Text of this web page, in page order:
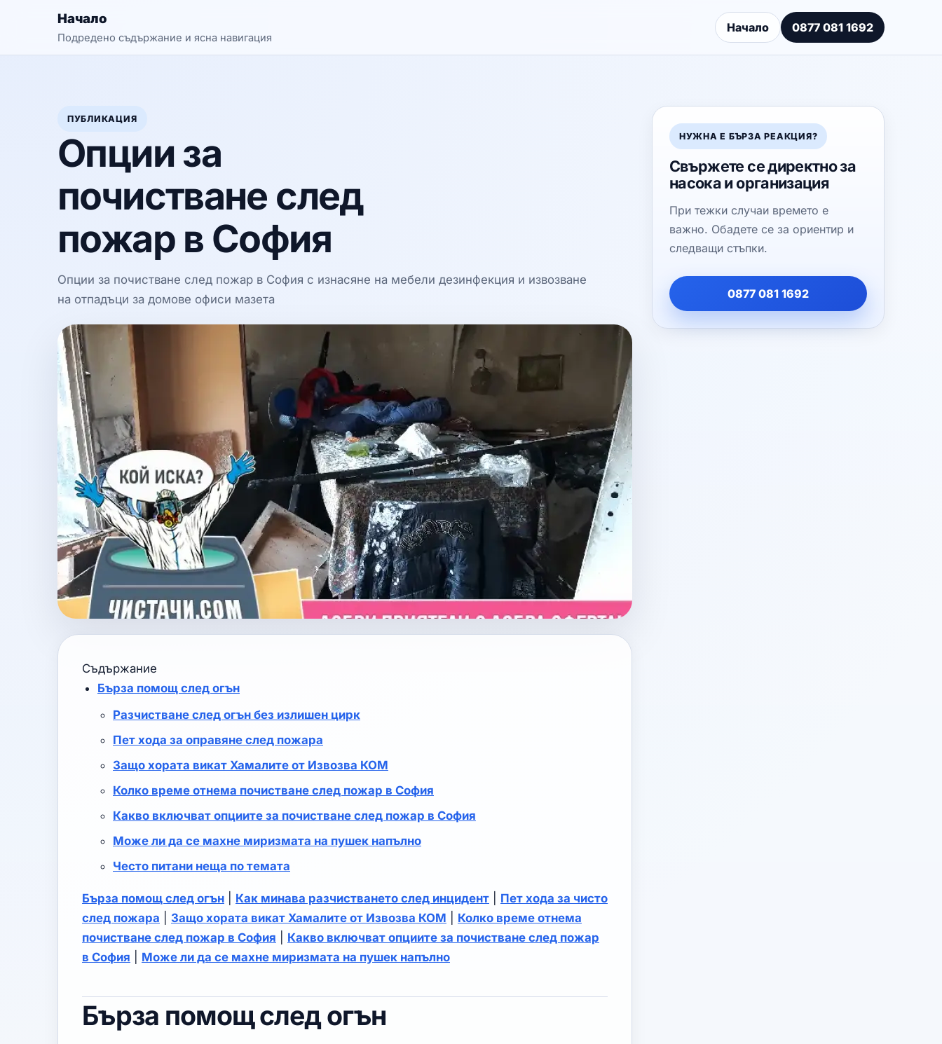
Начало
Подредено съдържание и ясна навигация
Начало 0877 081 1692
ПУБЛИКАЦИЯ
Опции за
почистване след
пожар в София
Опции за почистване след пожар в София с изнасяне на мебели дезинфекция и извозване
на отпадъци за домове офиси мазета
Съдържание
Бърза помощ след огън
Разчистване след огън без излишен цирк
Пет хода за оправяне след пожара
Защо хората викат Хамалите от Извозва КОМ
Колко време отнема почистване след пожар в София
Какво включват опциите за почистване след пожар в София
Може ли да се махне миризмата на пушек напълно
Често питани неща по темата
Бърза помощ след огън Как минава разчистването след инцидент
Пет хода за чисто
след пожара
Защо хората викат Хамалите от Извозва КОМ
Колко време отнема
почистване след пожар в София
Какво включват опциите за почистване след пожар
в София
Може ли да се махне миризмата на пушек напълно
Бърза помощ след огън
НУЖНА Е БЪРЗА РЕАКЦИЯ?
Свържете се директно за
насока и организация
При тежки случаи времето е
важно. Обадете се за ориентир и
следващи стъпки.
0877 081 1692